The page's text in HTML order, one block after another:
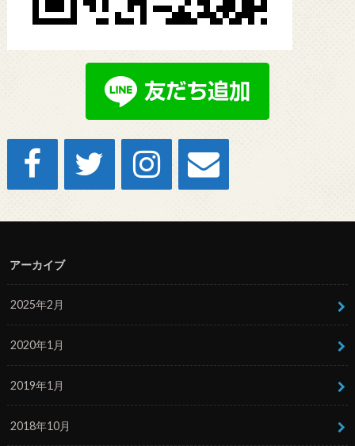
アーカイブ
2025年2月
2020年1月
2019年1月
2018年10月